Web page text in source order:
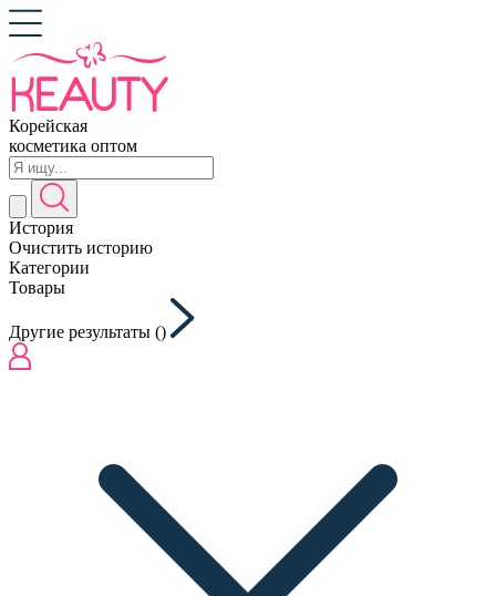
Корейская
косметика оптом
История
Очистить историю
Категории
Товары
Другие результаты ()